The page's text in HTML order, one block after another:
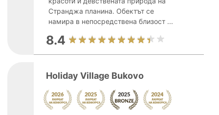
Странджа планина. Обектът се
намира в непосредствена близост ...
8.4
Holiday Village Bukovo